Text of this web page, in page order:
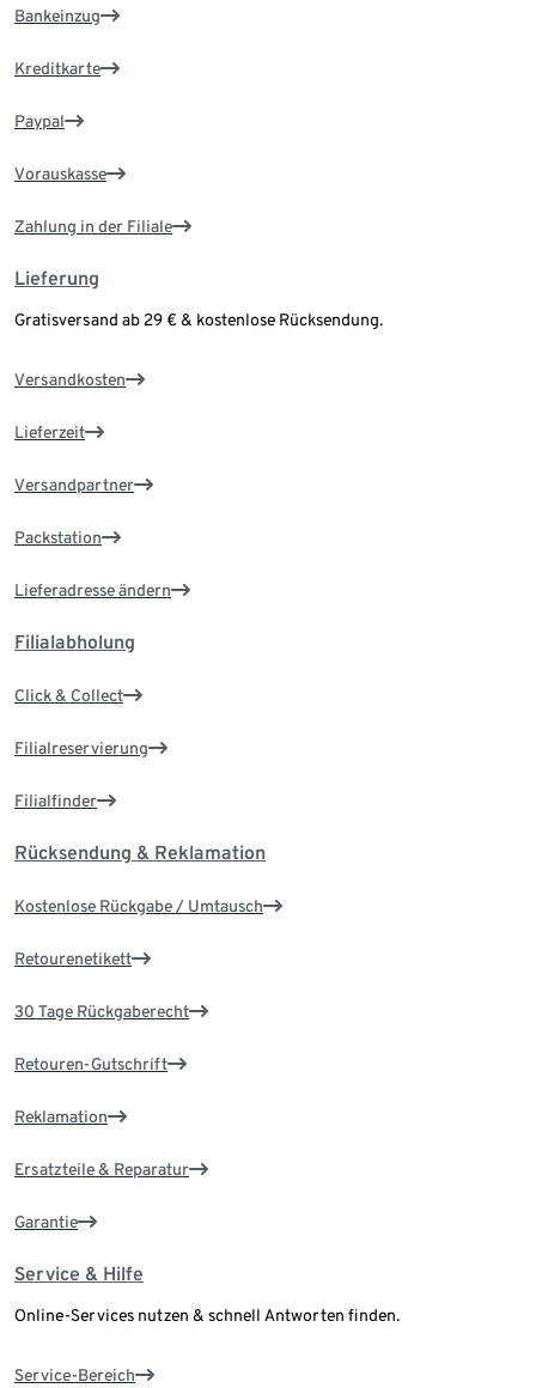
Bankeinzug
Kreditkarte
Paypal
Vorauskasse
Zahlung in der Filiale
Lieferung
Gratisversand ab 29 € & kostenlose Rücksendung.
Versandkosten
Lieferzeit
Versandpartner
Packstation
Lieferadresse ändern
Filialabholung
Click & Collect
Filialreservierung
Filialfinder
Rücksendung & Reklamation
Kostenlose Rückgabe / Umtausch
Retourenetikett
30 Tage Rückgaberecht
Retouren-Gutschrift
Reklamation
Ersatzteile & Reparatur
Garantie
Service & Hilfe
Online-Services nutzen & schnell Antworten finden.
Service-Bereich